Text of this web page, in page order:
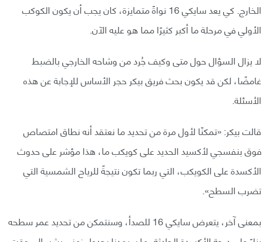
الخارج. كي يعد سايكي 16 نواةً متمايزة، كان يجب أن يكون الكوكب
الأولي في مرحلة ما أكبر كثيرًا مما هو عليه الآن.
لا يزال السؤال حول متى وكيف جُرد من وشاحه الخارجي بالضبط
غامضًا، لكن قد يكون بحث فريق بيكر حجر الأساس للإجابة عن هذه
الأسئلة.
قالت بيكر: «تمكنّا لأول مرة من تحديد ما نعتقد أنه نطاق امتصاص
فوق بنفسجي لأكسيد الحديد على كويكب ما، هذا مؤشر على حدوث
الأكسدة على الكويكب، التي ربما تكون نتيجةً للرياح الشمسية التي
تضرب السطح».
بمعنى آخر، يتعرض سايكي 16 للصدأ، وسنتمكن من تحديد عمر سطحه